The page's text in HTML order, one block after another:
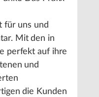
für uns und
Mit den in
perfekt auf ihre
und
die Kunden